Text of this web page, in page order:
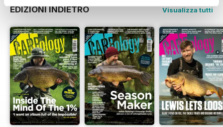
EDIZIONI INDIETRO Visualizza tutti